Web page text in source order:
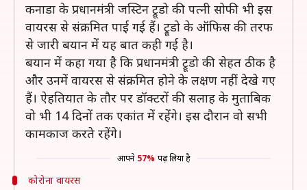
कनाडा के प्रधानमंत्री जस्टिन ट्रूडो की पत्नी सोफी भी इस
वायरस से संक्रमित पाई गई हैं। ट्रूडो के ऑफिस की तरफ
से जारी बयान में यह बात कही गई है।
बयान में कहा गया है कि प्रधानमंत्री ट्रूडो की सेहत ठीक है
और उनमें वायरस से संक्रमित होने के लक्षण नहीं देखे गए
हैं। ऐहतियात के तौर पर डॉक्टरों की सलाह के मुताबिक
वो भी 14 दिनों तक एकांत में रहेंगे। इस दौरान वो सभी
कामकाज करते रहेंगे।
आपने 57% पढ़ लिया है
कोरोना वायरस